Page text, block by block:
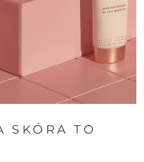
SKÓRA TO
11/8/26
Oczekiwany czas dostawy
11/8/26
11/8/26